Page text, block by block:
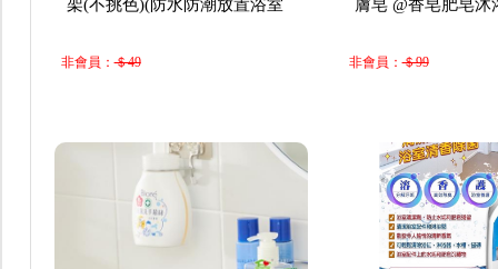
架(不挑色)(防水防潮放置浴室
非會員：＄49
膚皂 @香皂肥皂沐
非會員：＄99